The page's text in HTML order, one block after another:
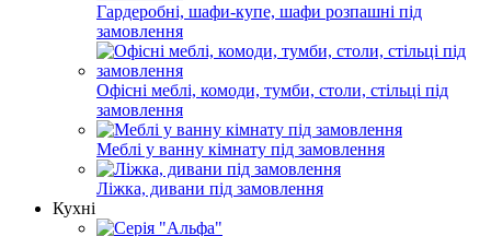
Гардеробні, шафи-купе, шафи розпашні під
замовлення
Офісні меблі, комоди, тумби, столи, стільці під
замовлення
Меблі у ванну кімнату під замовлення
Ліжка, дивани під замовлення
Кухні